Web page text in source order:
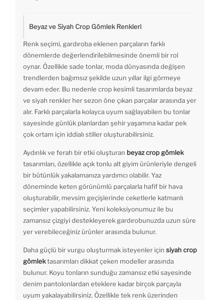
Beyaz ve Siyah Crop Gömlek Renkleri
Renk seçimi, gardıroba eklenen parçaların farklı
dönemlerde değerlendirilebilmesinde önemli bir rol
oynar. Özellikle sade tonlar, moda dünyasında değişen
trendlerden bağımsız şekilde uzun yıllar ilgi görmeye
devam eder. Bu nedenle crop kesimli tasarımlarda beyaz
ve siyah renkler her sezon öne çıkan parçalar arasında yer
alır. Farklı parçalarla kolayca uyum sağlayabilen bu tonlar
sayesinde günlük planlardan şehir yaşamına kadar pek
çok ortam için iddialı stiller oluşturabilirsiniz.
Aydınlık ve ferah bir etki oluşturan beyaz crop gömlek
tasarımları, özellikle açık tonlu alt giyim ürünleriyle dengeli
bir bütünlük yakalamanıza yardımcı olabilir. Yaz
döneminde keten görünümlü parçalarla hafif bir hava
oluşturabilir, mevsim geçişlerinde ceketlerle katmanlı
seçimler yapabilirsiniz. Yeni koleksiyonumuz ile bu
zamansız çizgiyi destekleyerek gardırobunuzda uzun süre
yer verebileceğiniz ürünler arasında bulunur.
Daha güçlü bir vurgu oluşturmak isteyenler için siyah crop
gömlektasarımları dikkat çeken modeller arasında
bulunur. Koyu tonların sunduğu zamansız etki sayesinde
denim pantolonlardan eteklere kadar birçok parçayla
uyum yakalayabilirsiniz. Özellikle tek renk üzerinden